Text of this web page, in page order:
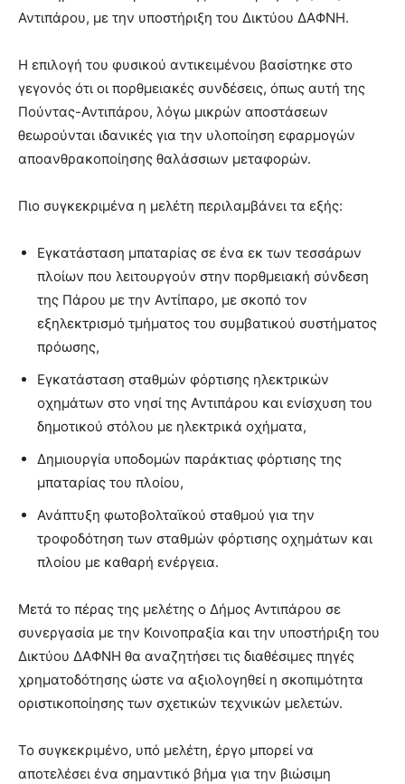
Αντιπάρου, με την υποστήριξη του Δικτύου ΔΑΦΝΗ.
Η επιλογή του φυσικού αντικειμένου βασίστηκε στο
γεγονός ότι οι πορθμειακές συνδέσεις, όπως αυτή της
Πούντας-Αντιπάρου, λόγω μικρών αποστάσεων
θεωρούνται ιδανικές για την υλοποίηση εφαρμογών
αποανθρακοποίησης θαλάσσιων μεταφορών.
Πιο συγκεκριμένα η μελέτη περιλαμβάνει τα εξής:
Εγκατάσταση μπαταρίας σε ένα εκ των τεσσάρων
πλοίων που λειτουργούν στην πορθμειακή σύνδεση
της Πάρου με την Αντίπαρο, με σκοπό τον
εξηλεκτρισμό τμήματος του συμβατικού συστήματος
πρόωσης,
Εγκατάσταση σταθμών φόρτισης ηλεκτρικών
οχημάτων στο νησί της Αντιπάρου και ενίσχυση του
δημοτικού στόλου με ηλεκτρικά οχήματα,
Δημιουργία υποδομών παράκτιας φόρτισης της
μπαταρίας του πλοίου,
Ανάπτυξη φωτοβολταϊκού σταθμού για την
τροφοδότηση των σταθμών φόρτισης οχημάτων και
πλοίου με καθαρή ενέργεια.
Μετά το πέρας της μελέτης ο Δήμος Αντιπάρου σε
συνεργασία με την Κοινοπραξία και την υποστήριξη του
Δικτύου ΔΑΦΝΗ θα αναζητήσει τις διαθέσιμες πηγές
χρηματοδότησης ώστε να αξιολογηθεί η σκοπιμότητα
οριστικοποίησης των σχετικών τεχνικών μελετών.
Το συγκεκριμένο, υπό μελέτη, έργο μπορεί να
αποτελέσει ένα σημαντικό βήμα για την βιώσιμη